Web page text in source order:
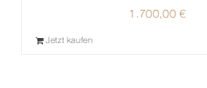
1.700,00€
Jetzt kaufen